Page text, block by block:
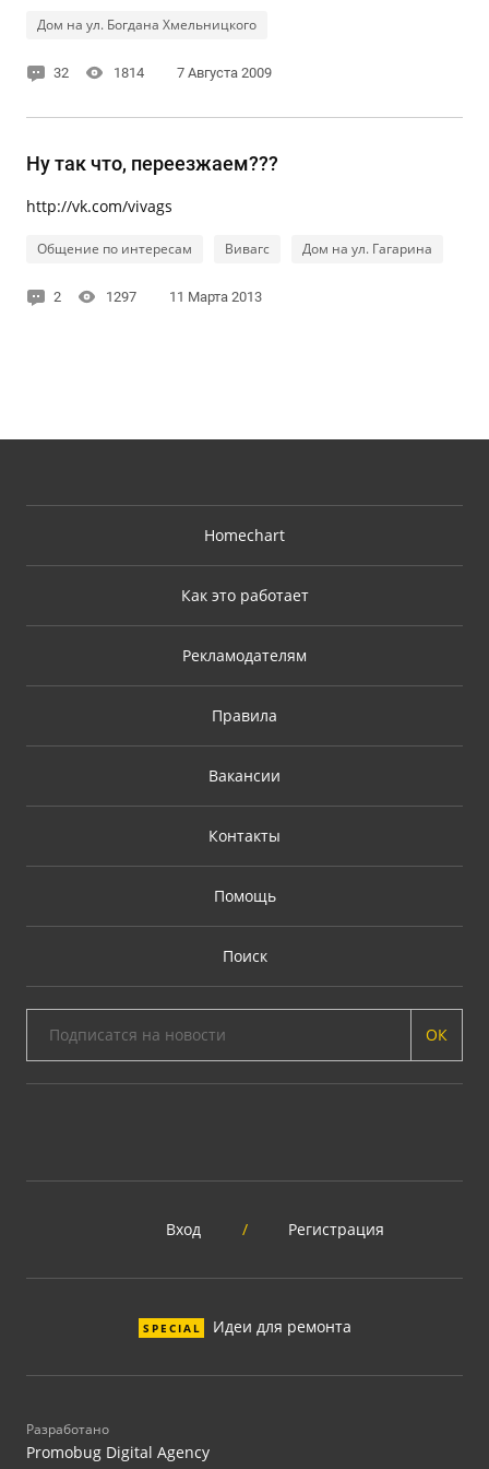
Дом на ул. Богдана Хмельницкого
32 1814 7 Августа 2009
Ну так что, переезжаем???
http://vk.com/vivags
Общение по интересам Вивагс Дом на ул. Гагарина
2 1297 11 Марта 2013
Homechart
Как это работает
Рекламодателям
Правила
Вакансии
Контакты
Помощь
Поиск
ОК
Вход / Регистрация
SPECIAL Идеи для ремонта
Разработано
Promobug Digital Agency